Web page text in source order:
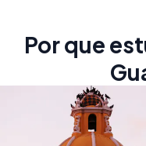
Por que